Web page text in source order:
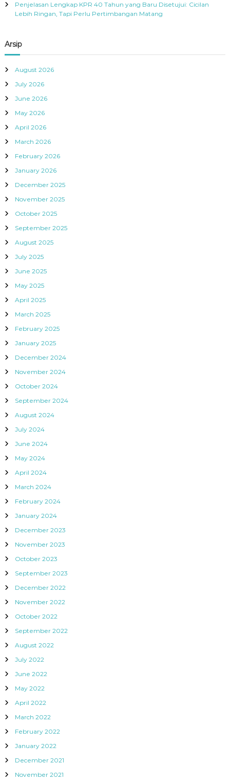
Penjelasan Lengkap KPR 40 Tahun yang Baru Disetujui: Cicilan
Lebih Ringan, Tapi Perlu Pertimbangan Matang
Arsip
August 2026
July 2026
June 2026
May 2026
April 2026
March 2026
February 2026
January 2026
December 2025
November 2025
October 2025
September 2025
August 2025
July 2025
June 2025
May 2025
April 2025
March 2025
February 2025
January 2025
December 2024
November 2024
October 2024
September 2024
August 2024
July 2024
June 2024
May 2024
April 2024
March 2024
February 2024
January 2024
December 2023
November 2023
October 2023
September 2023
December 2022
November 2022
October 2022
September 2022
August 2022
July 2022
June 2022
May 2022
April 2022
March 2022
February 2022
January 2022
December 2021
November 2021